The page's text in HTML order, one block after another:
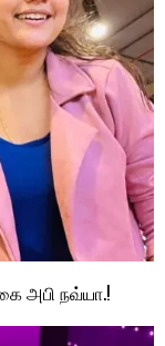
அபி நவ்யா.!